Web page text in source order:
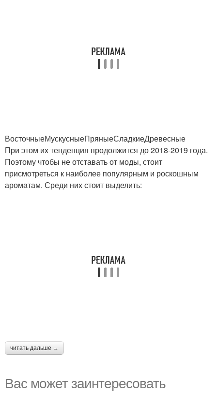
ВосточныеМускусныеПряныеСладкиеДревесные
При этом их тенденция продолжится до 2018-2019 года.
Поэтому чтобы не отставать от моды, стоит
присмотреться к наиболее популярным и роскошным
ароматам. Среди них стоит выделить:
читать дальше →
Вас может заинтересовать